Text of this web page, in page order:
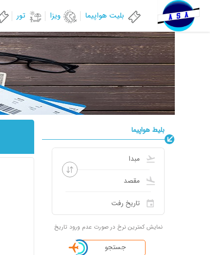
بلیت هواپیما ویزا تور
بلیط هواپیما
نمایش کمترین نرخ در صورت عدم ورود تاریخ
جستجو